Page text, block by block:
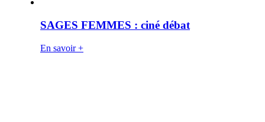
SAGES FEMMES : ciné débat
En savoir +